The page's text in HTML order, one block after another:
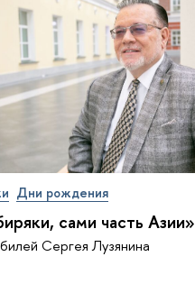
Дни рождения
сами часть Азии»
Сергея Лузянина